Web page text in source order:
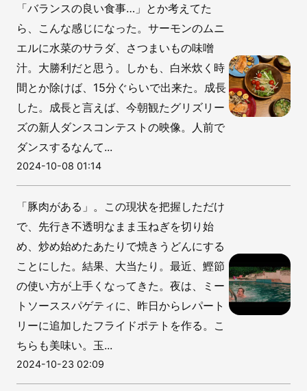
「バランスの良い食事…」とか考えてた
ら、こんな感じになった。サーモンのムニ
エルに水菜のサラダ、さつまいもの味噌
汁。大勝利だと思う。しかも、白米炊く時
間とか除けば、15分ぐらいで出来た。成長
した。成長と言えば、今朝観たグリズリー
ズの新人ダンスコンテストの映像。人前で
ダンスするなんて...
2024-10-08 01:14
「豚肉がある」。この現状を把握しただけ
で、先行き不透明なまま玉ねぎを切り始
め、炒め始めたあたりで焼きうどんにする
ことにした。結果、大当たり。最近、鰹節
の使い方が上手くなってきた。夜は、ミー
トソーススパゲティに、昨日からレパート
リーに追加したフライドポテトを作る。こ
ちらも美味い。玉...
2024-10-23 02:09